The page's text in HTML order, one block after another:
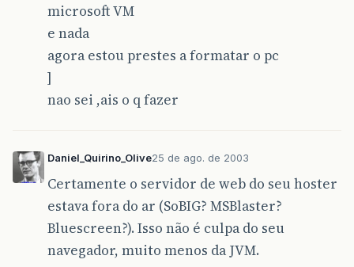
microsoft VM
e nada
agora estou prestes a formatar o pc
]
nao sei ,ais o q fazer
Daniel_Quirino_Olive25 de ago. de 2003
Certamente o servidor de web do seu hoster
estava fora do ar (SoBIG? MSBlaster?
Bluescreen?). Isso não é culpa do seu
navegador, muito menos da JVM.